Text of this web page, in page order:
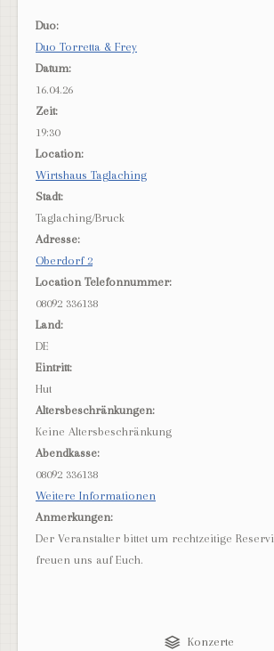
Duo:
Duo Torretta & Frey
Datum:
16.04.26
Zeit:
19:30
Location:
Wirtshaus Taglaching
Stadt:
Taglaching/Bruck
Adresse:
Oberdorf 2
Location Telefonnummer:
08092 336138
Land:
DE
Eintritt:
Hut
Altersbeschränkungen:
Keine Altersbeschränkung
Abendkasse:
08092 336138
Weitere Informationen
Anmerkungen:
Der Veranstalter bittet um rechtzeitige
freuen uns auf Euch.
Konzerte